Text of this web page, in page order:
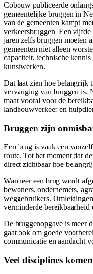
Cobouw publiceerde
gemeentelijke bruggen in
van de gemeenten kampt
verkeersbruggen. Een vijfde
jaren zelfs bruggen moeten
gemeenten niet alleen
capaciteit, technische
kunstwerken.
Dat laat zien hoe belangrijk
vervanging van bruggen is.
maar vooral voor de
landbouwverkeer en
Bruggen zijn
Een brug is vaak een
route. Tot het moment dat
direct zichtbaar hoe
Wanneer een brug wordt
bewoners, ondernemers,
weggebruikers.
verminderde
De bruggenopgave is meer
gaat ook om goede
communicatie en aandacht
Veel disciplines